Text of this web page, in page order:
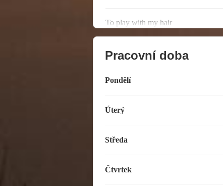
To play with my hair
Pracovní doba
Pondělí
Úterý
Středa
Čtvrtek